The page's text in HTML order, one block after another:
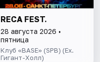
RECA FEST.
28 августа 2026 •
пятница
Клуб «BASE» (SPB) (Ex.
Гигант-Холл)